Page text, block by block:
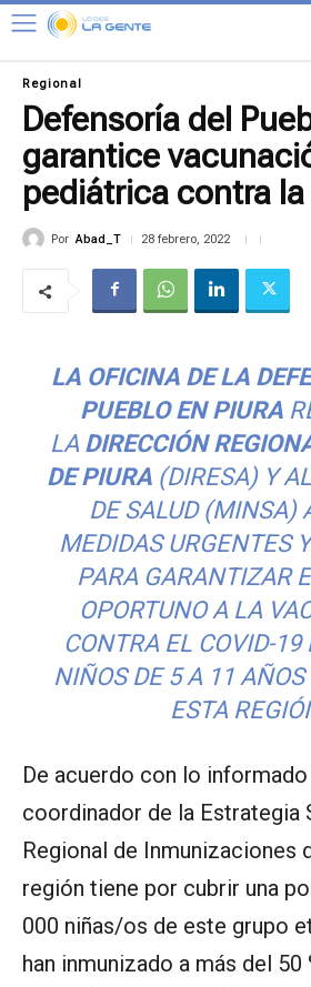
Regional
Defensoría del
garantice
pediátrica contra
Por Abad_T 28 febrero, 2022
LA OFICINA DE LA
PUEBLO EN PIURA
LA DIRECCIÓN
DE PIURA(DIRESA) Y
DE SALUD (MINSA)
MEDIDAS URGENTES
PARA GARANTIZAR
OPORTUNO A LA
CONTRA EL COVID-19
NIÑOS DE 5 A 11 AÑOS
ESTA
De acuerdo con lo
coordinador de la Estrategia
Regional de Inmunizaciones
región tiene por cubrir una
000 niñas/os de este grupo
han inmunizado a más del 50